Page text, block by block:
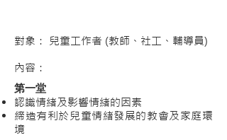
對象： 兒童工作者 (教師、社工、輔導員)
內容：​
第一堂
認識情緒及影響情緒的因素
締造有利於兒童情緒發展的教會及家庭環
境